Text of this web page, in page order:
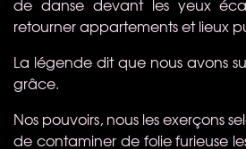
retourner appartements et lieux
La légende dit que nous avons
grâce.
Nos pouvoirs, nous les exerçons
de contaminer de folie furieuse